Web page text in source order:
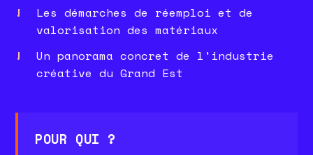
Les démarches de réemploi et de
valorisation des matériaux
Un panorama concret de l'industrie
créative du Grand Est
POUR QUI ?